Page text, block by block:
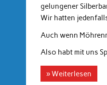
gelungener
Wir hatten
Auch wenn
Also habt mit uns
» Weiterlesen